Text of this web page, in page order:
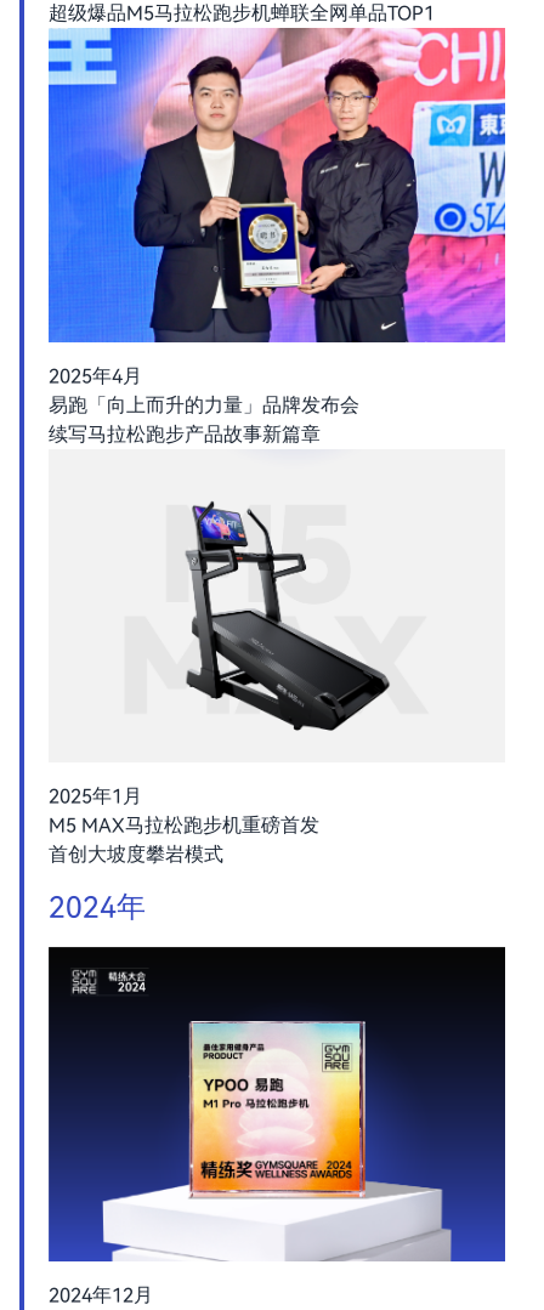
超级爆品M5马拉松跑步机蝉联全网单品TOP1
2025年4月
易跑「向上而升的力量」品牌发布会
续写马拉松跑步产品故事新篇章
2025年1月
M5 MAX马拉松跑步机重磅首发
首创大坡度攀岩模式
2024年
2024年12月